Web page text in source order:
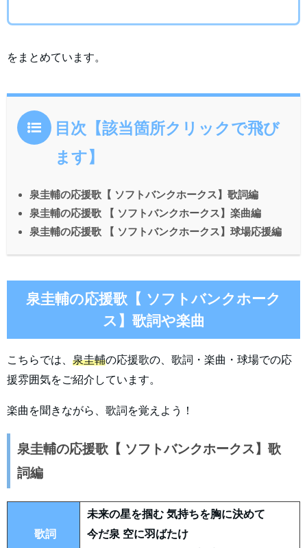
をまとめています。
目次【該当箇所クリックで飛び
ます】
泉圭輔の応援歌【 ソフトバンクホークス】歌詞編
泉圭輔の応援歌 【 ソフトバンクホークス】楽曲編
泉圭輔の応援歌 【 ソフトバンクホークス】球場応援編
泉圭輔の応援歌【 ソフトバンクホーク
ス】歌詞や楽曲
こちらでは、 泉圭輔の応援歌の、歌詞・楽曲・球場での応
援雰囲気をご紹介しています。
楽曲を聞きながら、歌詞を覚えよう！
泉圭輔の応援歌【 ソフトバンクホークス】歌
詞編
歌詞
未来の星を掴む 気持ちを胸に決めて
今だ泉 空に羽ばたけ